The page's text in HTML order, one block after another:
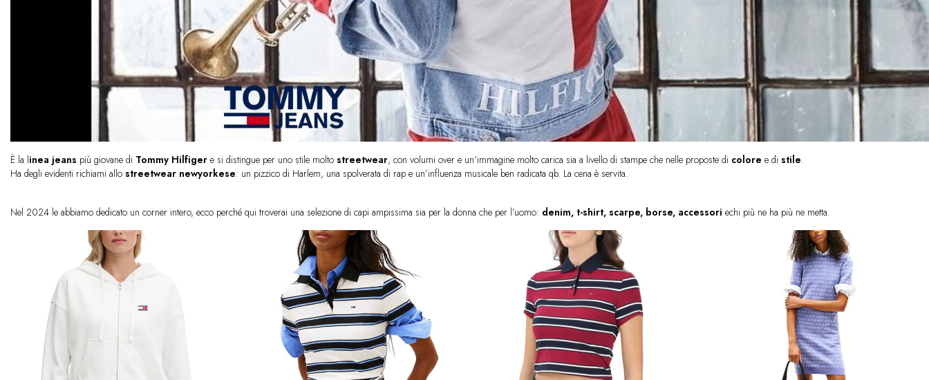
È la linea jeans più giovane di Tommy Hilfiger e si distingue per uno stile molto streetwear, con volumi over e un’immagine molto carica sia a livello di stampe che nelle proposte di colore e di stile.
Ha degli evidenti richiami allo streetwear newyorkese: un pizzico di Harlem, una spolverata di rap e un’influenza musicale ben radicata qb. La cena è servita.
Nel 2024 le abbiamo dedicato un corner intero, ecco perché qui troverai una selezione di capi ampissima sia per la donna che per l’uomo: denim, t-shirt, scarpe, borse, accessori echi più ne ha più ne metta.